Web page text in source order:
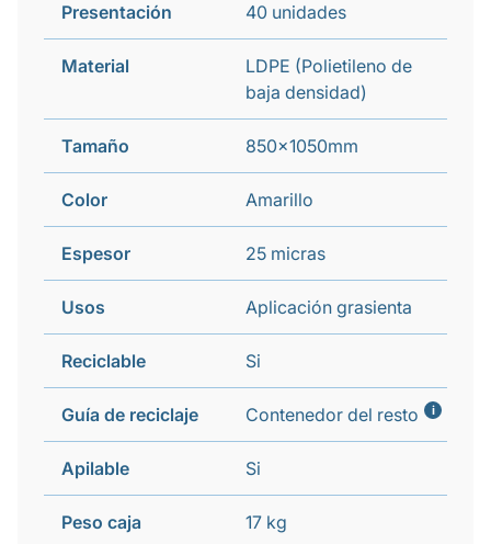
Presentación 40 unidades
Material
LDPE (Polietileno de
baja densidad)
Tamaño 850x1050mm
Color Amarillo
Espesor 25 micras
Usos Aplicación grasienta
Reciclable Si
Guía de reciclaje Contenedor del resto i
Apilable Si
Peso caja 17 kg